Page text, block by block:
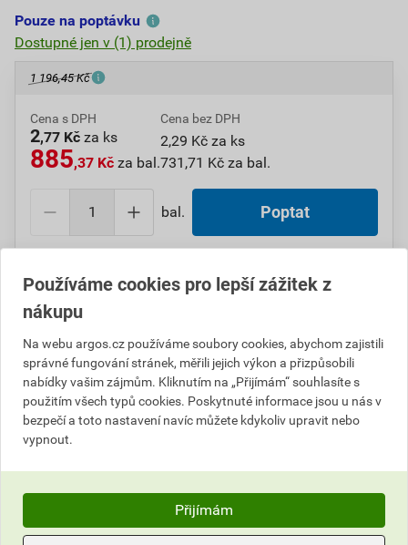
Pouze na poptávku
Dostupné jen v (1) prodejně
1 196,45 Kč
Cena s DPH
2,77 Kč za ks
885,37 Kč za bal.
Cena bez DPH
2,29 Kč za ks
731,71 Kč za bal.
bal. Poptat
(731,71Kčbez DPH).
Výrobky značky:WEIDMÜLLER
Popis
WEIDMÜLLER 1919520000 SF 3/12 MC NE GE V2
Používáme cookies pro lepší zážitek z
nákupu
Na webu argos.cz používáme soubory cookies, abychom zajistili
správné fungování stránek, měřili jejich výkon a přizpůsobili
nabídky vašim zájmům. Kliknutím na „Přijímám“ souhlasíte s
použitím všech typů cookies. Poskytnuté informace jsou u nás v
bezpečí a toto nastavení navíc můžete kdykoliv upravit nebo
vypnout.
Přijímám